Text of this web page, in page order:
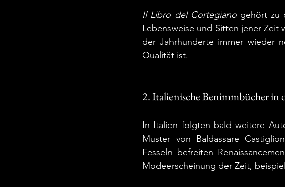
Il Libro del Cortegiano gehört zu
Lebensweise und Sitten jener Zeit
der Jahrhunderte immer wieder
Qualität ist.
2. Italienische Benimmbücher in
In Italien folgten bald weitere
Muster von Baldassare
Fesseln befreiten
Modeerscheinung der Zeit,